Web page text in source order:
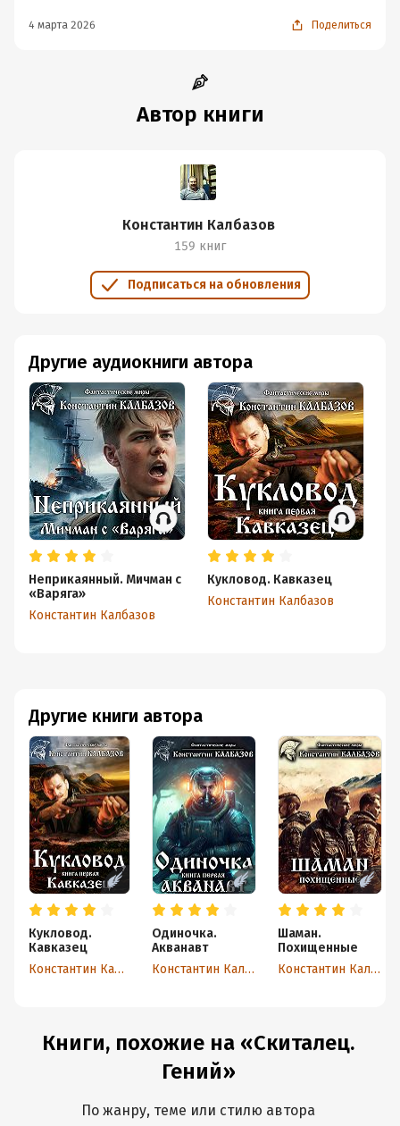
4 марта 2026 Поделиться
Автор книги
Константин Калбазов
159 книг
Подписаться на обновления
Другие книги автора
Кукловод.
Кавказец
Константин Калбазов
Одиночка.
Акванавт
Константин Калбазов
Шаман.
Похищенные
Константин Калбазов
Другие аудиокниги автора
Неприкаянный. Мичман с
«Варяга»
Константин Калбазов
Кукловод. Кавказец
Константин Калбазов
Книги, похожие на «Скиталец.
Гений»
По жанру, теме или стилю автора